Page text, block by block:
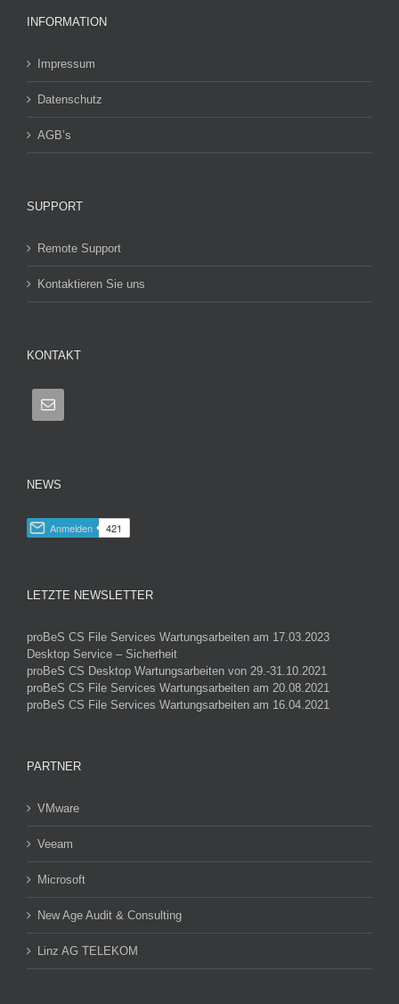
INFORMATION
Impressum
Datenschutz
AGB’s
SUPPORT
Remote Support
Kontaktieren Sie uns
KONTAKT
NEWS
LETZTE NEWSLETTER
proBeS CS File Services Wartungsarbeiten am 17.03.2023
Desktop Service – Sicherheit
proBeS CS Desktop Wartungsarbeiten von 29.-31.10.2021
proBeS CS File Services Wartungsarbeiten am 20.08.2021
proBeS CS File Services Wartungsarbeiten am 16.04.2021
PARTNER
VMware
Veeam
Microsoft
New Age Audit & Consulting
Linz AG TELEKOM